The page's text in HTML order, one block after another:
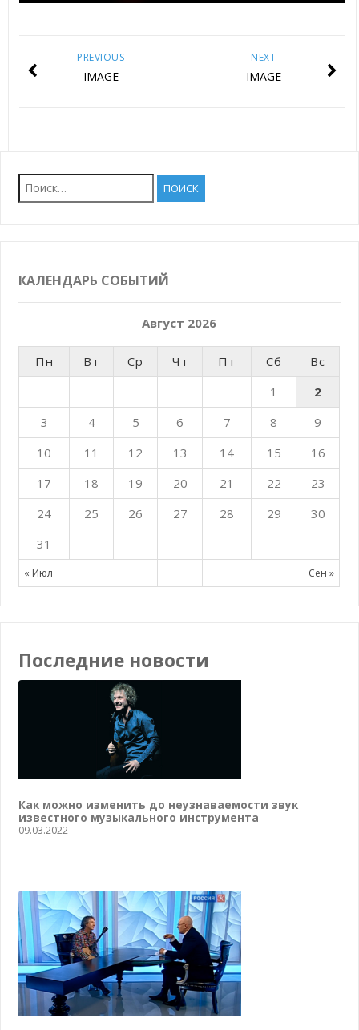
NEXT
IMAGE
PREVIOUS
IMAGE
Найти:
КАЛЕНДАРЬ СОБЫТИЙ
Август 2026
Пн Вт Ср Чт Пт Сб
Вс
1
2
3
4 5 6 7 8
9
10
11 12 13 14 15
16
17
18 19 20 21 22
23
24
25 26 27 28 29
30
31
« Июл Сен »
Последние новости
Как можно изменить до неузнаваемости звук
известного музыкального инструмента
09.03.2022